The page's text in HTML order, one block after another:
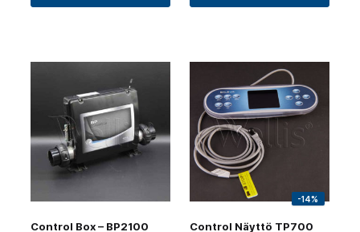
Control Box – BP2100
-14%
Control Näyttö TP700